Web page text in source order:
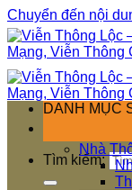
Chuyển đến nội
Tìm kiếm:
DANH MỤC
Nhà